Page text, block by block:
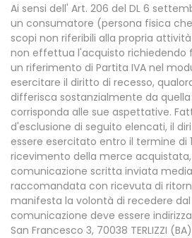
Ai sensi dell' Art. 206 del DL 6
un consumatore (persona fisica
scopi non riferibili alla propria
non effettua l'acquisto richiedendo
un riferimento di Partita IVA nel
esercitare il diritto di recesso,
differisca sostanzialmente da
corrisponda alle sue aspettative.
d'esclusione di seguito elencati, il
essere esercitato entro il termine di
ricevimento della merce
comunicazione scritta inviata
raccomandata con ricevuta di
manifesta la volontà di recedere
comunicazione deve essere
San Francesco 3, 70038 TERLIZZI